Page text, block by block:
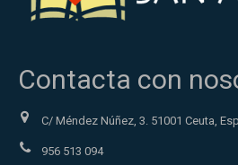
Contacta con
C/ Méndez Núñez, 3. 51001 Ceuta,
956 513 094